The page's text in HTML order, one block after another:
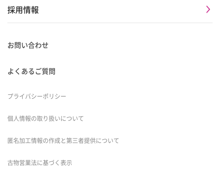
採用情報
お問い合わせ
よくあるご質問
プライバシーポリシー
個人情報の取り扱いについて
匿名加工情報の作成と第三者提供について
古物営業法に基づく表示